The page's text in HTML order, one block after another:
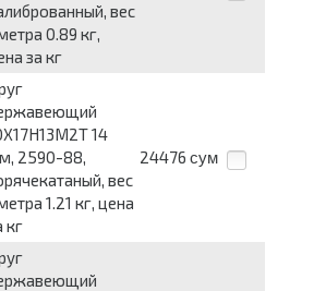
вес
0.89 кг,
за кг
14
2590-88,
вес
1.21 кг, цена
кг
24476 сум